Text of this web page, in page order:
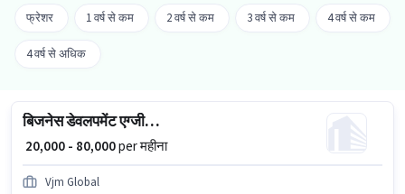
फ्रेशर 1 वर्ष से कम 2 वर्ष से कम 3 वर्ष से कम 4 वर्ष से कम
4 वर्ष से अधिक
बिजनेस डेवलपमेंट एग्जीक्यूटिव
₹ 20,000 - 80,000per महीना
Vjm Global